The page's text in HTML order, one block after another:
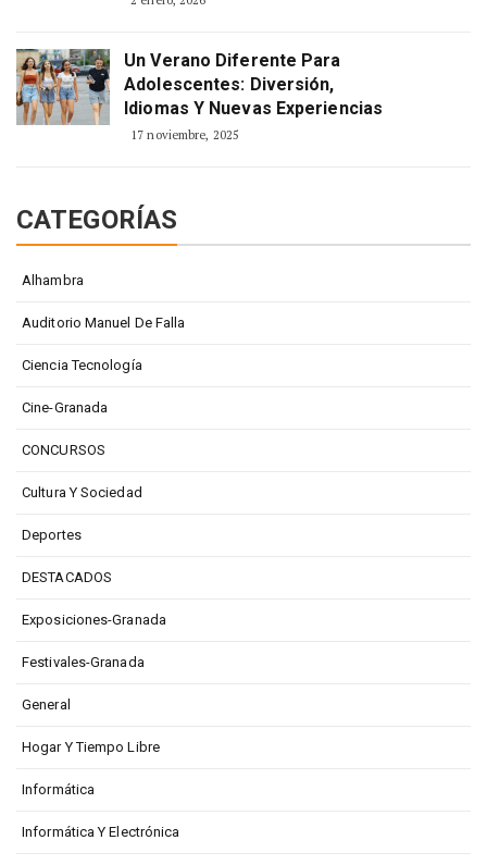
Un Verano Diferente Para
Adolescentes: Diversión,
Idiomas Y Nuevas Experiencias
17 noviembre, 2025
CATEGORÍAS
Alhambra
Auditorio Manuel De Falla
Ciencia Tecnología
Cine-Granada
CONCURSOS
Cultura Y Sociedad
Deportes
DESTACADOS
Exposiciones-Granada
Festivales-Granada
General
Hogar Y Tiempo Libre
Informática
Informática Y Electrónica